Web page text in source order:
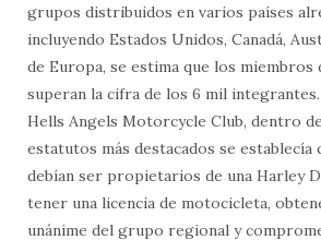
grupos distribuidos en varios países
incluyendo Estados Unidos, Canadá,
de Europa, se estima que los miembros
superan la cifra de los 6 mil
Hells Angels Motorcycle Club, dentro
estatutos más destacados se
debían ser propietarios de una Harley
tener una licencia de motocicleta,
unánime del grupo regional y